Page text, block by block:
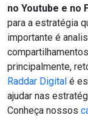
no Youtube e no
para a estratégia
importante é
principalmente,
Raddar Digital é
ajudar nas
Conheça nossos